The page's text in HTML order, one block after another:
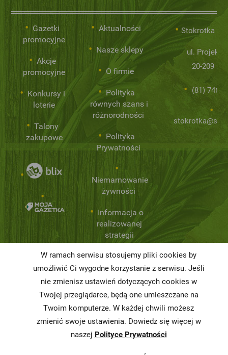
Gazetki
promocyjne
Akcje
promocyjne
Konkursy i
loterie
Talony
zakupowe
Aktualności
Nasze sklepy
O firmie
Polityka
równych szans i
różnorodności
Polityka
Prywatności
Niemarnowanie
żywności
Informacja o
realizowanej
strategii
podatkowej
Karty
charakterystyki
Butelkomaty
Stokrotka
ul.
20-209
(81) 746
W ramach serwisu stosujemy pliki cookies by
umożliwić Ci wygodne korzystanie z serwisu. Jeśli
nie zmienisz ustawień dotyczących cookies w
Twojej przeglądarce, będą one umieszczane na
Twoim komputerze. W każdej chwili możesz
zmienić swoje ustawienia. Dowiedz się więcej w
naszej Polityce Prywatności